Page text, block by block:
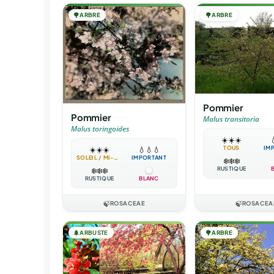
🌳ARBRE
Pommier
Malus toringoides
☀️☀️☀️
SOLEIL / MI-OMBRE
💧 💧 💧
IMPORTANT
❄️❄️❄️
RUSTIQUE BLANC
🍃ROSACEAE
🌳ARBRE
Pommier
Malus transitoria
☀️☀️☀️
TOUS
❄️❄️❄️
RUSTIQUE
🍃
🌲ARBUSTE 🌳ARBRE